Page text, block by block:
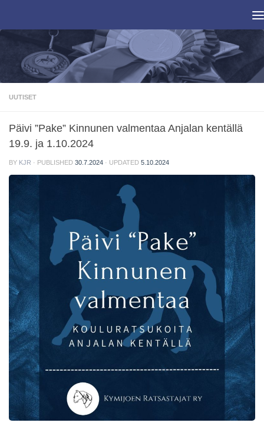
UUTISET
Päivi ”Pake” Kinnunen valmentaa Anjalan kentällä
19.9. ja 1.10.2024
BY KJR · PUBLISHED 30.7.2024 · UPDATED 5.10.2024